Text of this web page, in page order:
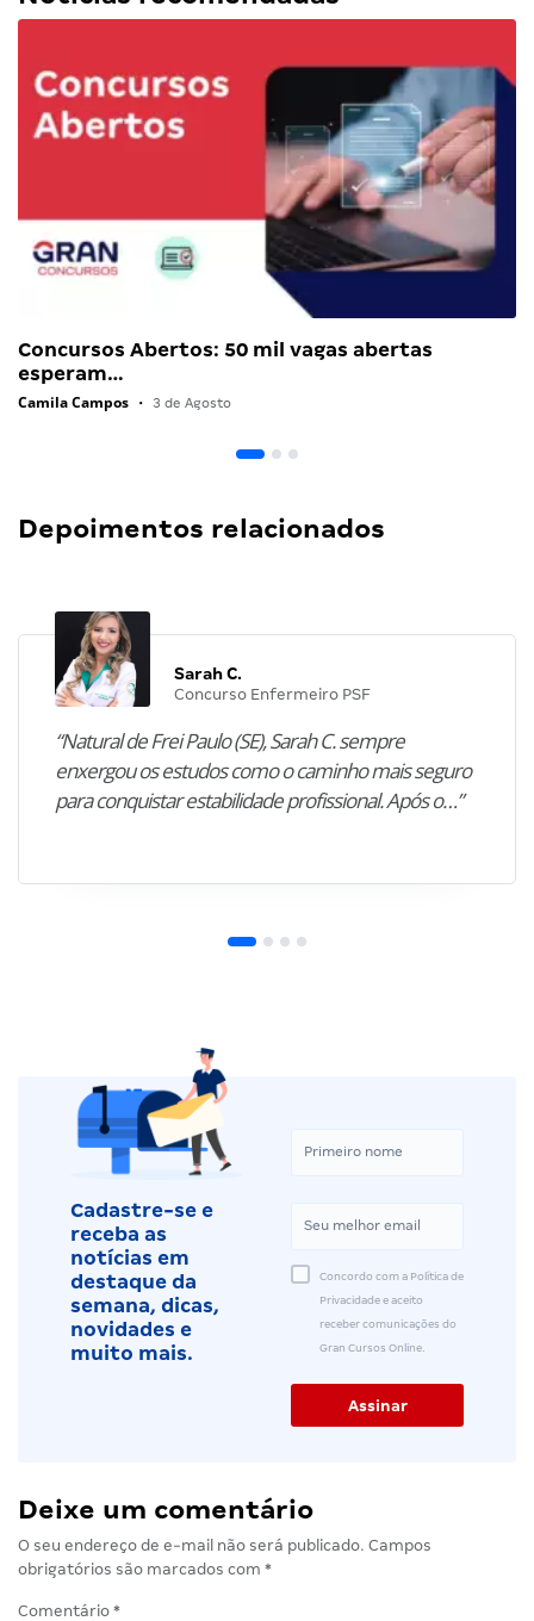
Concursos Abertos: 50 mil vagas abertas
esperam…
Camila Campos • 3 de Agosto
Depoimentos relacionados
Sarah C.
Concurso Enfermeiro PSF
“Natural de Frei Paulo (SE), Sarah C. sempre
enxergou os estudos como o caminho mais seguro
para conquistar estabilidade profissional. Após o…”
Cadastre-se e
receba as
notícias em
destaque da
semana, dicas,
novidades e
muito mais.
Concordo com a Política de
Privacidade e aceito
receber comunicações do
Gran Cursos Online.
Deixe um comentário
O seu endereço de e-mail não será publicado. Campos
obrigatórios são marcados com *
Comentário *